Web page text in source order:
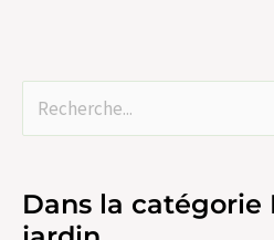
Dans la catégorie